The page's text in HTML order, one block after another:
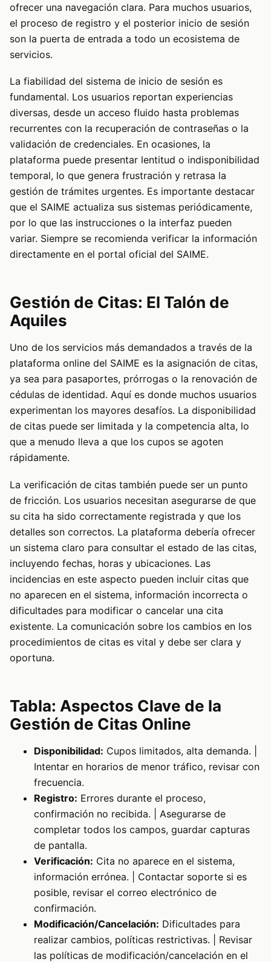
ofrecer una navegación clara. Para muchos usuarios,
el proceso de registro y el posterior inicio de sesión
son la puerta de entrada a todo un ecosistema de
servicios.
La fiabilidad del sistema de inicio de sesión es
fundamental. Los usuarios reportan experiencias
diversas, desde un acceso fluido hasta problemas
recurrentes con la recuperación de contraseñas o la
validación de credenciales. En ocasiones, la
plataforma puede presentar lentitud o indisponibilidad
temporal, lo que genera frustración y retrasa la
gestión de trámites urgentes. Es importante destacar
que el SAIME actualiza sus sistemas periódicamente,
por lo que las instrucciones o la interfaz pueden
variar. Siempre se recomienda verificar la información
directamente en el portal oficial del SAIME.
Gestión de Citas: El Talón de
Aquiles
Uno de los servicios más demandados a través de la
plataforma online del SAIME es la asignación de citas,
ya sea para pasaportes, prórrogas o la renovación de
cédulas de identidad. Aquí es donde muchos usuarios
experimentan los mayores desafíos. La disponibilidad
de citas puede ser limitada y la competencia alta, lo
que a menudo lleva a que los cupos se agoten
rápidamente.
La verificación de citas también puede ser un punto
de fricción. Los usuarios necesitan asegurarse de que
su cita ha sido correctamente registrada y que los
detalles son correctos. La plataforma debería ofrecer
un sistema claro para consultar el estado de las citas,
incluyendo fechas, horas y ubicaciones. Las
incidencias en este aspecto pueden incluir citas que
no aparecen en el sistema, información incorrecta o
dificultades para modificar o cancelar una cita
existente. La comunicación sobre los cambios en los
procedimientos de citas es vital y debe ser clara y
oportuna.
Tabla: Aspectos Clave de la
Gestión de Citas Online
Disponibilidad: Cupos limitados, alta demanda. |
Intentar en horarios de menor tráfico, revisar con
frecuencia.
Registro: Errores durante el proceso,
confirmación no recibida. | Asegurarse de
completar todos los campos, guardar capturas
de pantalla.
Verificación: Cita no aparece en el sistema,
información errónea. | Contactar soporte si es
posible, revisar el correo electrónico de
confirmación.
Modificación/Cancelación: Dificultades para
realizar cambios, políticas restrictivas. | Revisar
las políticas de modificación/cancelación en el